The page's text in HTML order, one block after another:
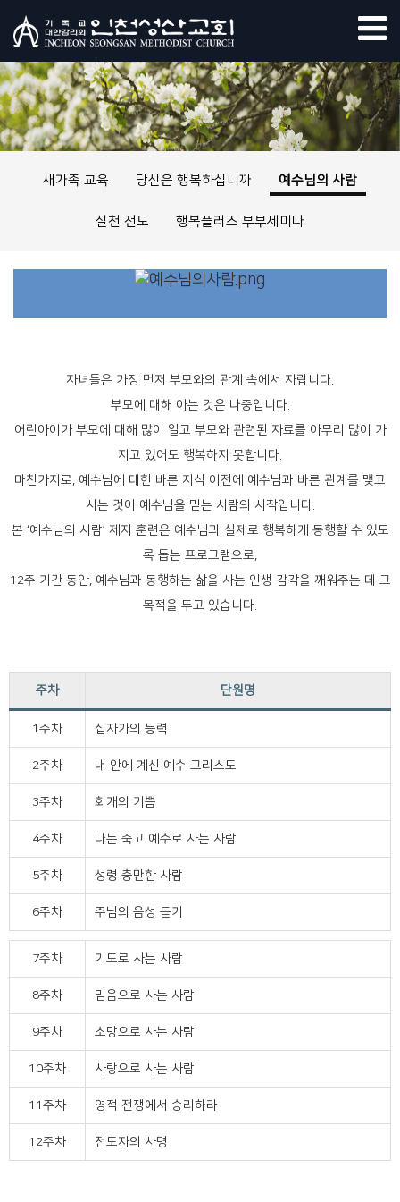
새가족 교육 당신은 행복하십니까 예수님의 사람
실천 전도 행복플러스 부부세미나
자녀들은 가장 먼저 부모와의 관계 속에서 자랍니다.
부모에 대해 아는 것은 나중입니다.
어린아이가 부모에 대해 많이 알고 부모와 관련된 자료를 아무리 많이 가
지고 있어도 행복하지 못합니다.
마찬가지로, 예수님에 대한 바른 지식 이전에 예수님과 바른 관계를 맺고
사는 것이 예수님을 믿는 사람의 시작입니다.
본 ‘예수님의 사람’ 제자 훈련은 예수님과 실제로 행복하게 동행할 수 있도
록 돕는 프로그램으로,
12주 기간 동안, 예수님과 동행하는 삶을 사는 인생 감각을 깨워주는 데 그
목적을 두고 있습니다.
주차 단원명
1주차 십자가의 능력
2주차 내 안에 계신 예수 그리스도
3주차 회개의 기쁨
4주차 나는 죽고 예수로 사는 사람
5주차 성령 충만한 사람
6주차 주님의 음성 듣기
7주차 기도로 사는 사람
8주차 믿음으로 사는 사람
9주차 소망으로 사는 사람
10주차 사랑으로 사는 사람
11주차 영적 전쟁에서 승리하라
12주차 전도자의 사명